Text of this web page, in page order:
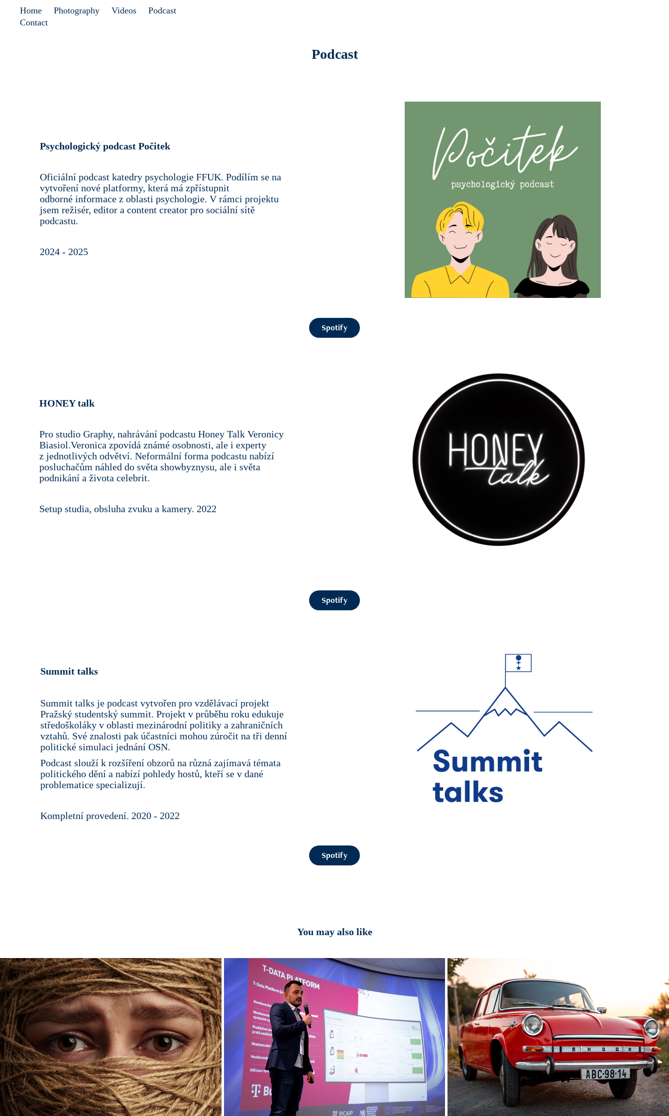
Home Photography Videos
Podcast
Contact
Podcast
Psychologický podcast Počitek
Oficiální podcast katedry psychologie FFUK. Podílím se na
vytvoření nové platformy, která má zpřístupnit
odborné informace z oblasti psychologie. V rámci projektu
jsem režisér, editor a content creator pro sociální sítě
podcastu.
2024 - 2025
Spotify
HONEY talk
Pro studio Graphy, nahrávání podcastu Honey Talk Veronicy
Biasiol.Veronica zpovídá známé osobnosti, ale i experty
z jednotlivých odvětví. Neformální forma podcastu nabízí
posluchačům náhled do světa showbyznysu, ale i světa
podnikání a života celebrit.
Setup studia, obsluha zvuku a kamery. 2022
Spotify
Summit talks
Summit talks je podcast vytvořen pro vzdělávací projekt
Pražský studentský summit. Projekt v průběhu roku edukuje
středoškoláky v oblasti mezinárodní politiky a zahraničních
vztahů. Své znalosti pak účastníci mohou zúročit na tři denní
politické simulaci jednání OSN.
Podcast slouží k rozšíření obzorů na různá zajímavá témata
politického dění a nabízí pohledy hostů, kteří se v dané
problematice specializují.
Kompletní provedení. 2020 - 2022
Spotify
You may also like
Portraits
2024
Event photography
2024
Videos
2024